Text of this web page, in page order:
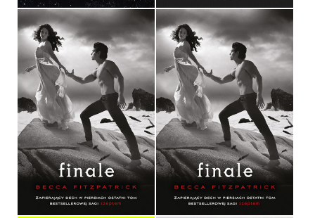
FINALE
BECCA FITZPATRICK
OPRAWA TWARDA
39,90 ZŁ
FINALE
BECCA FITZPATRICK
OPRAWA MIĘKKA
34,90 ZŁ